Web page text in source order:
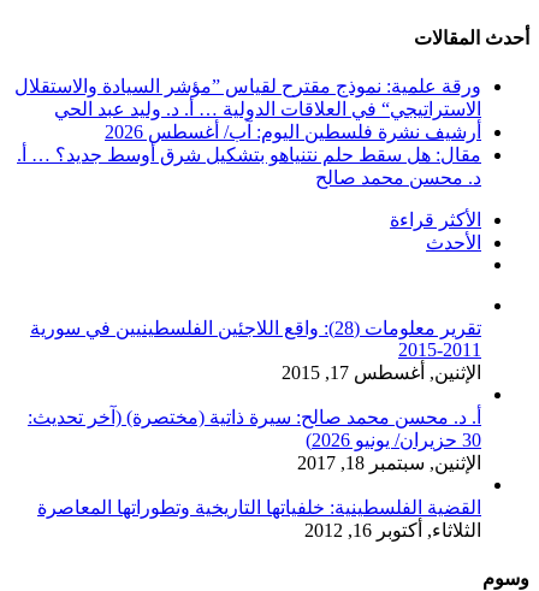
أحدث المقالات
ورقة علمية: نموذج مقترح لقياس ”مؤشر السيادة والاستقلال
الاستراتيجي“ في العلاقات الدولية … أ. د. وليد عبد الحي
أرشيف نشرة فلسطين اليوم: آب/ أغسطس 2026
مقال: هل سقط حلم نتنياهو بتشكيل شرق أوسط جديد؟ … أ.
د. محسن محمد صالح
الأكثر قراءة
الأحدث
تقرير معلومات (28): واقع اللاجئين الفلسطينيين في سورية
2011-2015
الإثنين, أغسطس 17, 2015
أ. د. محسن محمد صالح: سيرة ذاتية (مختصرة) (آخر تحديث:
30 حزيران/ يونيو 2026)
الإثنين, سبتمبر 18, 2017
القضية الفلسطينية: خلفياتها التاريخية وتطوراتها المعاصرة
الثلاثاء, أكتوبر 16, 2012
وسوم